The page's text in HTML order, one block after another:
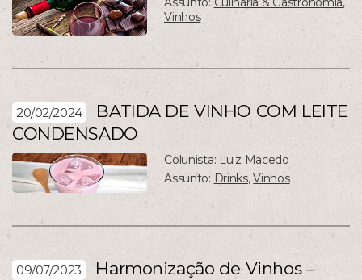
Vinhos
20/02/2024
BATIDA DE VINHO COM LEITE
CONDENSADO
Colunista: Luiz Macedo
Assunto: Drinks,Vinhos
09/07/2023
Harmonização de Vinhos –